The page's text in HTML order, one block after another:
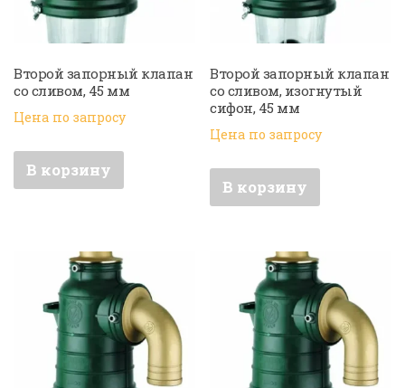
Второй запорный клапан
со сливом, 45 мм
Цена по запросу
В корзину
Второй запорный клапан
со сливом, изогнутый
сифон, 45 мм
Цена по запросу
В корзину